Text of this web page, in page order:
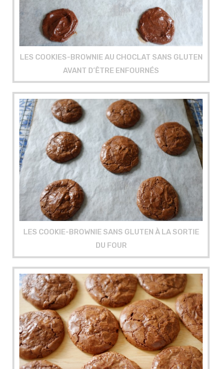
LES COOKIES-BROWNIE AU CHOCLAT SANS GLUTEN
AVANT D’ÊTRE ENFOURNÉS
LES COOKIE-BROWNIE SANS GLUTEN À LA SORTIE
DU FOUR